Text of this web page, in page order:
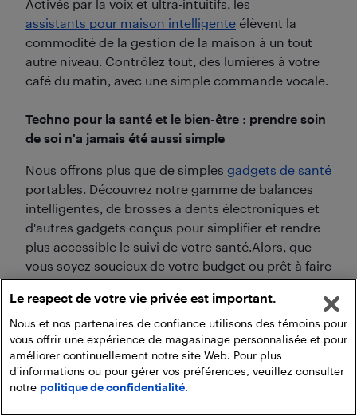
Activés par la voix et ultra-intuitifs, les
assistants pour maison intelligente élèvent la
commodité de la gestion de la maison à un tout
autre niveau. Contrôlez tout, des lumières à votre
café du matin, avec une simple commande vocale.
Techno pour la santé et le bien-être : prendre soin
de soi n'a jamais été aussi simple
Nous offrons plus que de simples gadgets de santé
portables. Découvrez notre gamme de balances
intelligentes, de brosses à dents électroniques et
d'autres gadgets conçus pour simplifier et rendre
plus accessible le suivi de votre santé.Alors, que
vous soyez soucieux de votre budget ou prêt à faire
des folies, notre liste soigneusement choisie des
meilleurs cadeaux technos a de quoi répondre à
tous les besoins et à tous les budgets. Bon
magasinage!
Le respect de votre vie privée est important.
Nous et nos partenaires de confiance utilisons des témoins pour
vous offrir une expérience de magasinage personnalisée et pour
améliorer continuellement notre site Web. Pour plus
d'informations ou pour gérer vos préférences, veuillez consulter
notre politique de confidentialité.